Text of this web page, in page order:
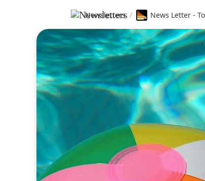
Newsletters / News Letter -